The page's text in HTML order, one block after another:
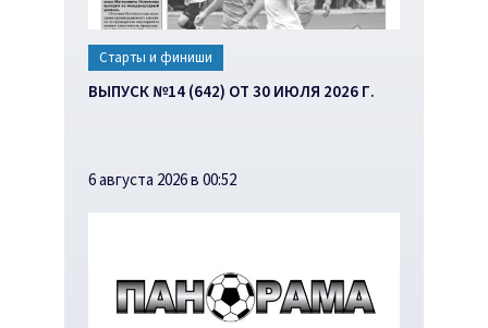
Старты и финиши
ВЫПУСК №14 (642) ОТ 30 ИЮЛЯ 2026 Г.
6 августа 2026 в 00:52